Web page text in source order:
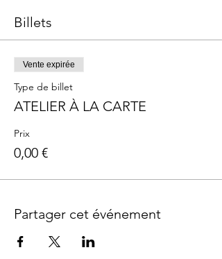
Billets
Vente expirée
Type de billet
ATELIER À LA CARTE
Prix
0,00 €
Partager cet événement